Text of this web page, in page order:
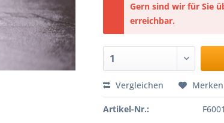
Gern sind wir für Sie
erreichbar.
Vergleichen Merken
Artikel-Nr.: